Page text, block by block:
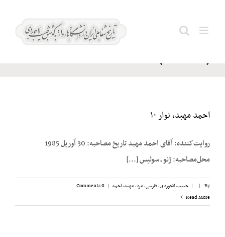
شمس
(شاهدخت)
احمد مهبد، نوار ۱۰
روایت‌کننده: آقای احمد مهبد تاریخ مصاحبه: 30 آوریل 1985
محل‌مصاحبه: ژنو ـ سوئیس [...]
By
|
| حبیب لاجوردی,فارسی,مرد,مهبد، احمد |
0 Comments
Read More